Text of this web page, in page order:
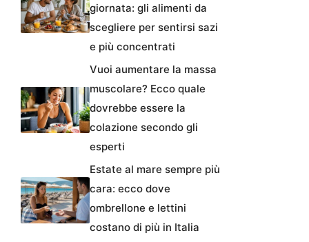
giornata: gli alimenti da
scegliere per sentirsi sazi
e più concentrati
Vuoi aumentare la massa
muscolare? Ecco quale
dovrebbe essere la
colazione secondo gli
esperti
Estate al mare sempre più
cara: ecco dove
ombrellone e lettini
costano di più in Italia